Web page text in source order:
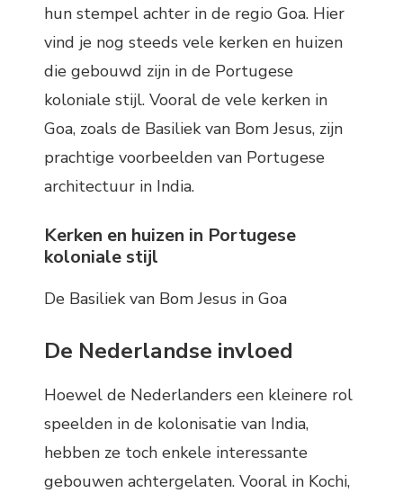
hun stempel achter in de regio Goa. Hier
vind je nog steeds vele kerken en huizen
die gebouwd zijn in de Portugese
koloniale stijl. Vooral de vele kerken in
Goa, zoals de Basiliek van Bom Jesus, zijn
prachtige voorbeelden van Portugese
architectuur in India.
Kerken en huizen in Portugese
koloniale stijl
De Basiliek van Bom Jesus in Goa
De Nederlandse invloed
Hoewel de Nederlanders een kleinere rol
speelden in de kolonisatie van India,
hebben ze toch enkele interessante
gebouwen achtergelaten. Vooral in Kochi,